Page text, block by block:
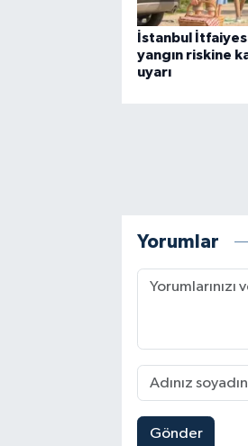
İstanbul
yangın riskine
uyarı
Yorumlar
Gönder